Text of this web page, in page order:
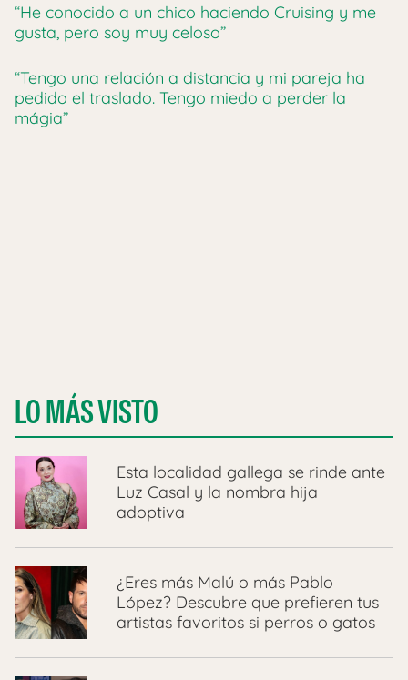
“He conocido a un chico haciendo Cruising y me
gusta, pero soy muy celoso”
“Tengo una relación a distancia y mi pareja ha
pedido el traslado. Tengo miedo a perder la
mágia”
LO MÁS VISTO
Esta localidad gallega se rinde ante
Luz Casal y la nombra hija
adoptiva
¿Eres más Malú o más Pablo
López? Descubre que prefieren tus
artistas favoritos si perros o gatos